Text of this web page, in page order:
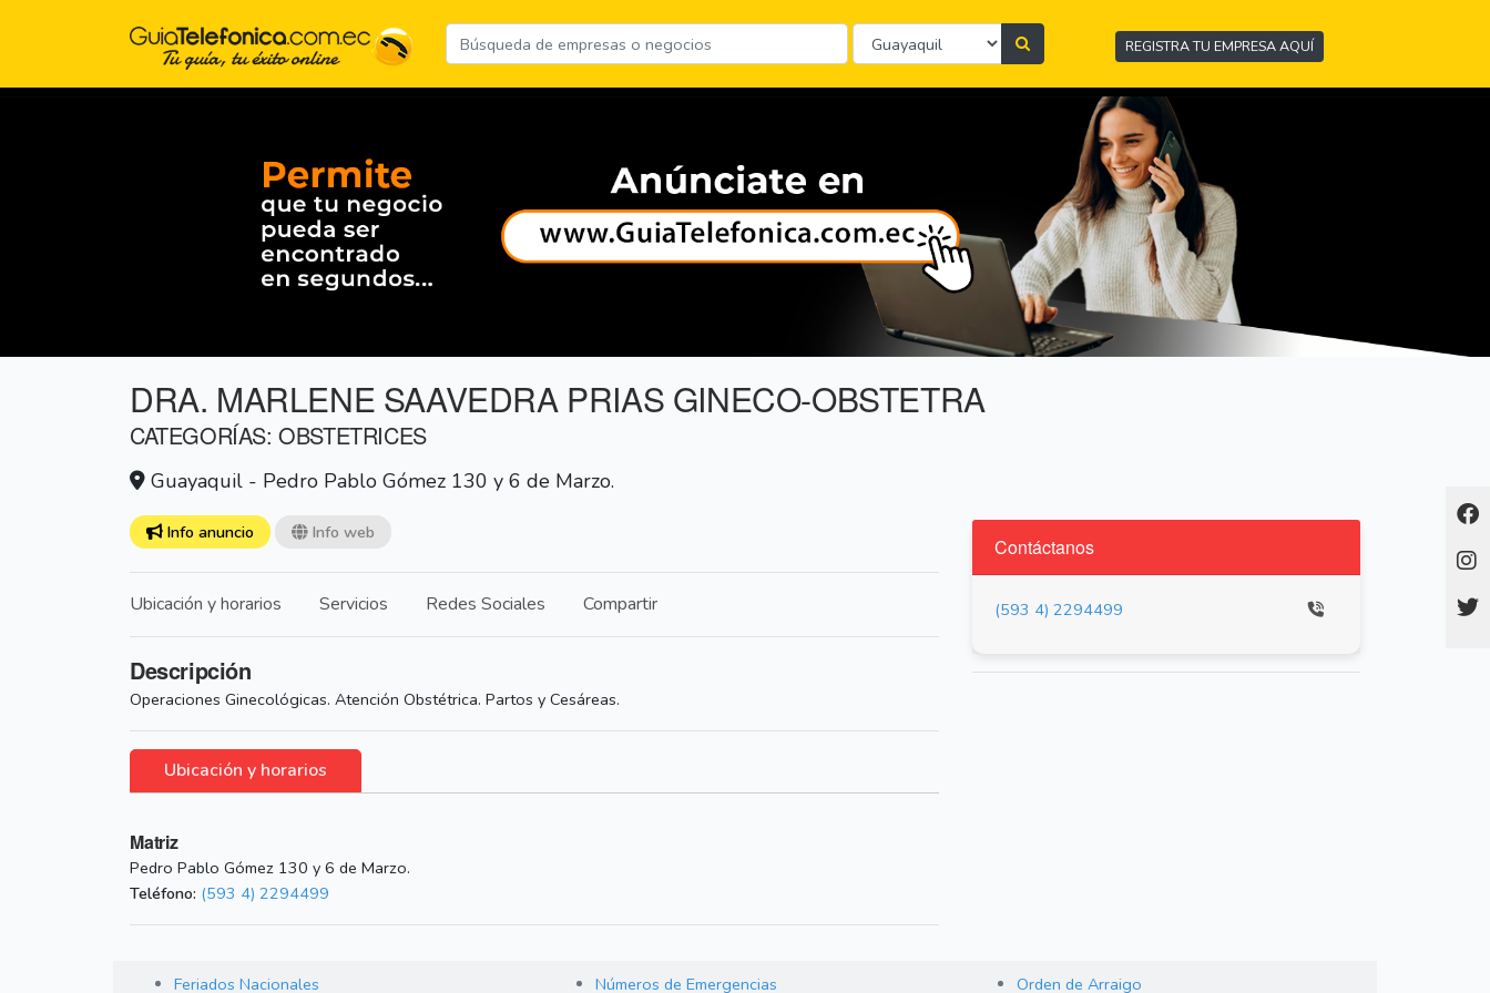
REGISTRA TU EMPRESA AQUÍ
DRA. MARLENE SAAVEDRA PRIAS GINECO-OBSTETRA
CATEGORÍAS: OBSTETRICES
Guayaquil - Pedro Pablo Gómez 130 y 6 de Marzo.
Info anuncio Info web
Ubicación y horarios Servicios Redes Sociales Compartir
Descripción
Operaciones Ginecológicas. Atención Obstétrica. Partos y Cesáreas.
Ubicación y horarios
Matriz
Pedro Pablo Gómez 130 y 6 de Marzo.
Teléfono: (593 4) 2294499
Contáctanos
(593 4) 2294499
Feriados Nacionales Números de Emergencias Orden de Arraigo